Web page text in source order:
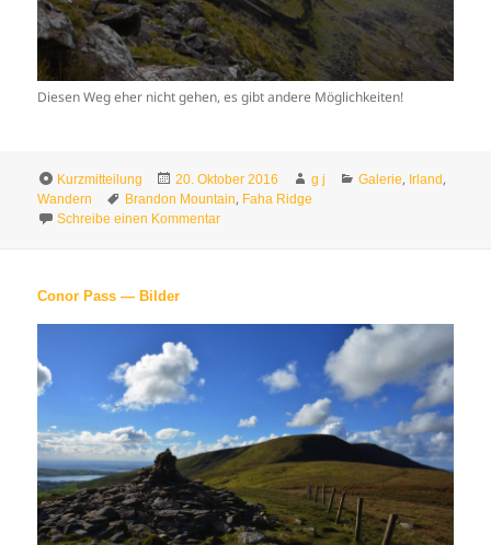
Diesen Weg eher nicht gehen, es gibt andere Möglichkeiten!
Format
Kurzmitteilung
Veröffentlicht
am
20. Oktober 2016 Autor
g j Kategorien
Galerie, Irland ,
Wandern Schlagwörter
Brandon Mountain, Faha Ridge
Schreibe einen Kommentarzu Brandon Moutain #3 — Bilder
Conor Pass — Bilder